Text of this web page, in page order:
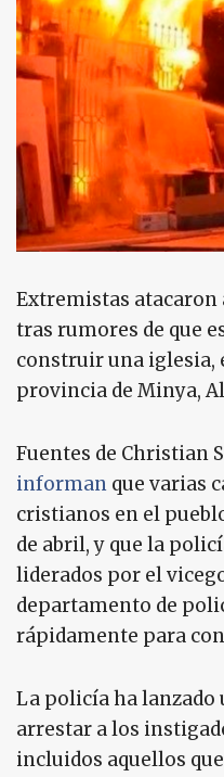
Extremistas
tras rumores de que
construir una iglesia,
provincia de Minya,
Fuentes de Christian
informan que varias
cristianos en el
de abril, y que la
liderados por el
departamento de
rápidamente para
La policía ha lanzado
arrestar a los
incluidos aquellos